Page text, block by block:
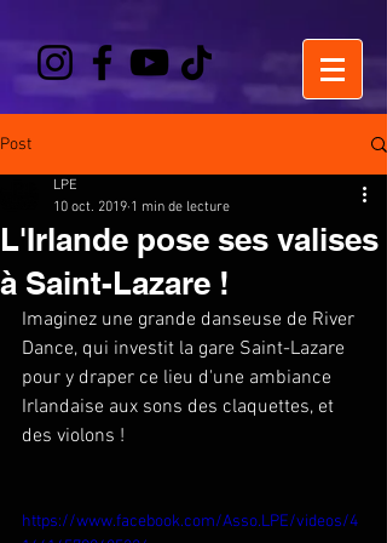
Post
L'Irlande pose ses valises
à Saint-Lazare !
LPE
10 oct. 2019 1 min de lecture
Imaginez une grande danseuse de River
Dance, qui investit la gare Saint-Lazare
pour y draper ce lieu d'une ambiance
Irlandaise aux sons des claquettes, et
des violons !
https://www.facebook.com/Asso.LPE/videos/4